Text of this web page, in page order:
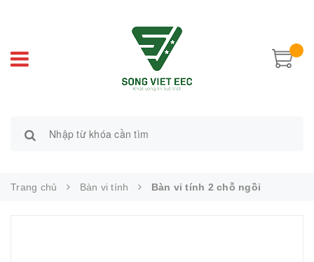
Trang chủ Bàn vi tính Bàn vi tính 2 chỗ ngồi